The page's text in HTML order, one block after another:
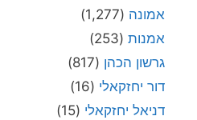
אמונה (1,277)
אמנות (253)
גרשון הכהן (817)
דור יחזקאלי (16)
דניאל יחזקאלי (15)